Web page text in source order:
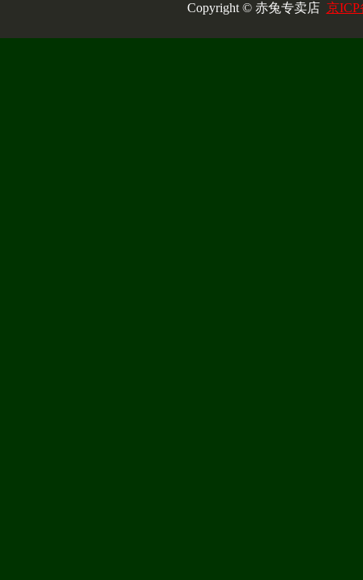
Copyright © 赤兔专卖店 京ICP